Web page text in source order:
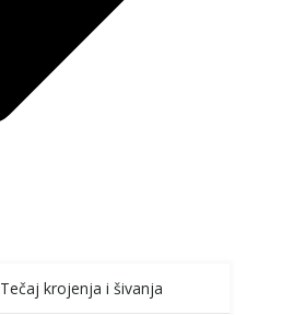
Tečaj krojenja i šivanja